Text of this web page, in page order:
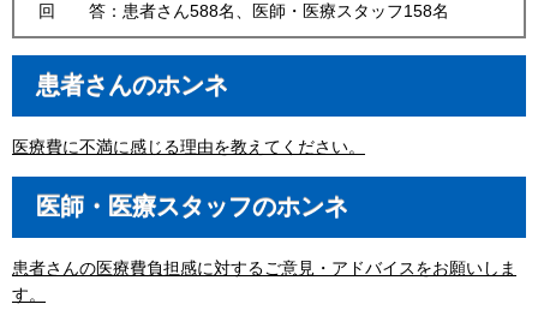
回 答：患者さん588名、医師・医療スタッフ158名
患者さんのホンネ
医療費に不満に感じる理由を教えてください。
医師・医療スタッフのホンネ
患者さんの医療費負担感に対するご意見・アドバイスをお願いしま
す。